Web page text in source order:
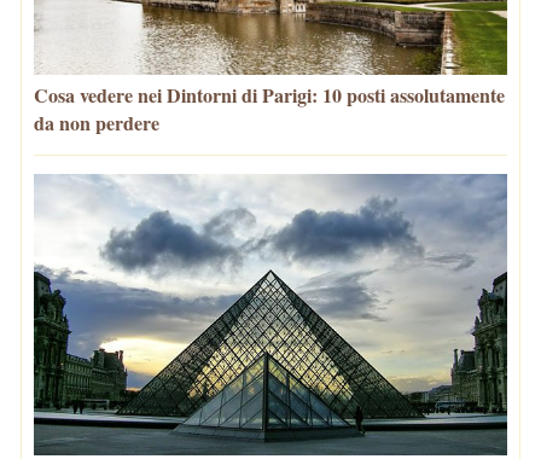
Cosa vedere nei Dintorni di Parigi: 10 posti assolutamente
da non perdere